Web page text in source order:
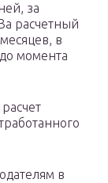
за
расчетный
в
момента
в